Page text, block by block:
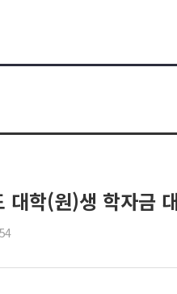
학(원)생 학자금